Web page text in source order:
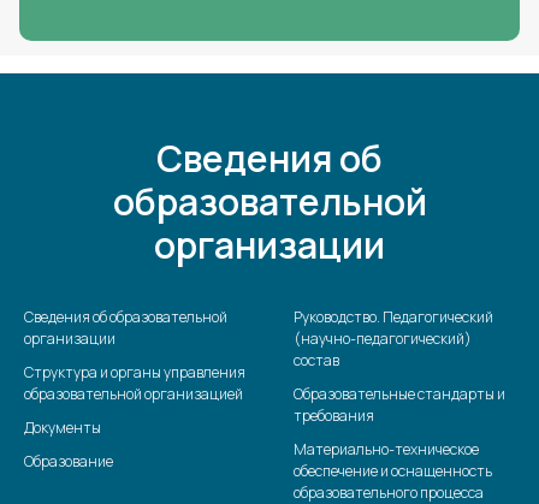
Сведения об
образовательной
организации
Сведения об образовательной
организации
Структура и органы управления
образовательной организацией
Документы
Образование
Руководство. Педагогический
(научно-педагогический)
состав
Образовательные стандарты и
требования
Материально-техническое
обеспечение и оснащенность
образовательного процесса